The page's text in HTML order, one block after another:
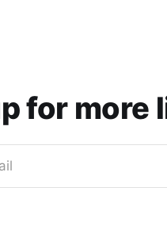
for more